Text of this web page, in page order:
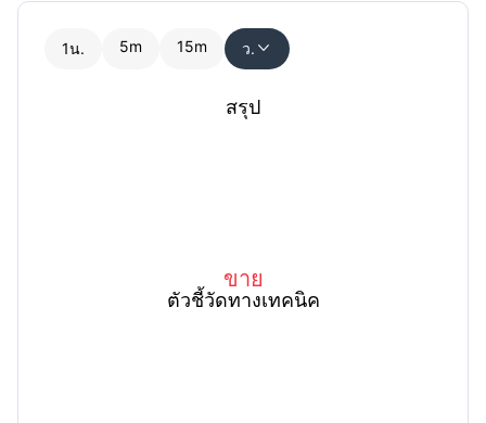
1น. 5m 15m ว. 
ตัวชี้วัดทางเทคนิค
สรุป
ขาย